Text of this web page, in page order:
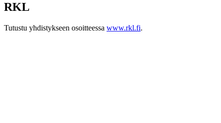
RKL
Tutustu yhdistykseen osoitteessa www.rkl.fi.